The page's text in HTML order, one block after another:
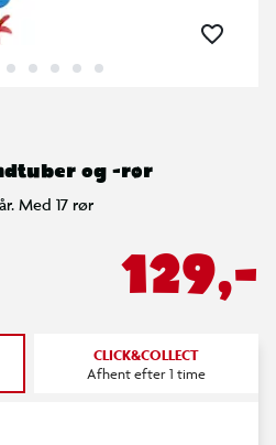
og -rør
år. Med 17 rør
129,-
CLICK&COLLECT
Afhent efter 1 time